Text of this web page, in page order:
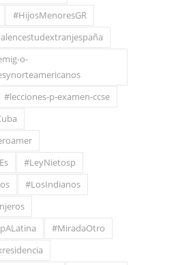
#HijosMenoresGR
o-
#lecciones-p-examen-ccse
#LeyNietosp
#LosIndianos
#MiradaOtro